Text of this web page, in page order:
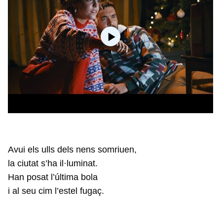
Avui els ulls dels nens somriuen,
la ciutat s’ha il·luminat.
Han posat l’última bola
i al seu cim l’estel fugaç.